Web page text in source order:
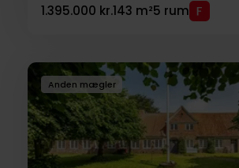
1.395.000 kr.143 m²5 rum
Anden mægler